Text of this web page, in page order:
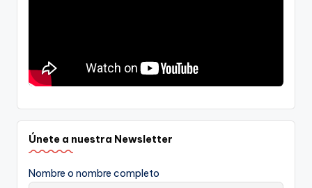
Únete a nuestra Newsletter
Nombre o nombre completo